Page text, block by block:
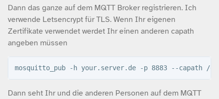
Dann das ganze auf dem MQTT Broker registrieren. Ich
verwende Letsencrypt für TLS. Wenn Ihr eigenen
Zertifikate verwendet werdet Ihr einen anderen capath
angeben müssen
Dann seht Ihr und die anderen Personen auf dem MQTT